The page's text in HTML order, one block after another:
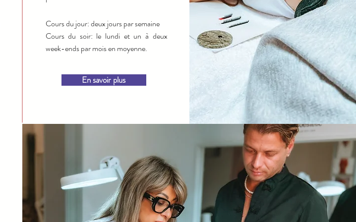
Cours du jour: deux jours par semaine
Cours du soir: le lundi et un à deux
week-ends par mois en moyenne.
En savoir plus